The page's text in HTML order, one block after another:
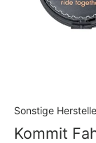
Sonstige
Kommit